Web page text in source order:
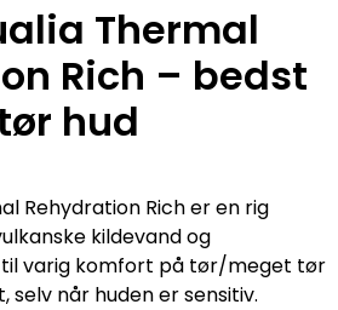
Thermal
Rich – bedst
hud
Rehydration Rich er en rig
kildevand og
til varig komfort på tør/meget tør
selv når huden er sensitiv.